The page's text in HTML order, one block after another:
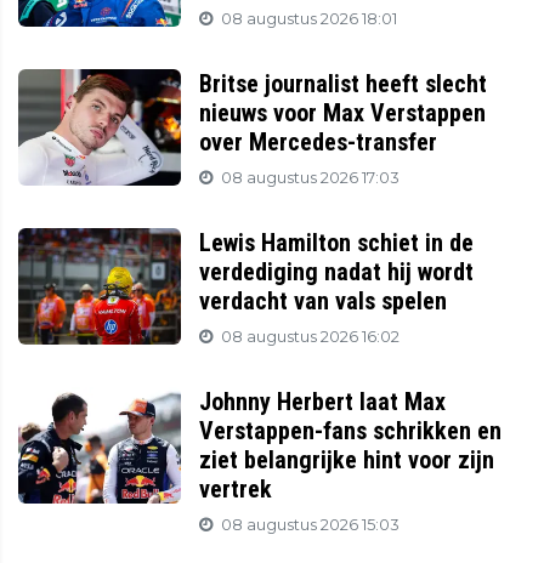
08 augustus 2026 18:01
Britse journalist heeft slecht
nieuws voor Max Verstappen
over Mercedes-transfer
08 augustus 2026 17:03
Lewis Hamilton schiet in de
verdediging nadat hij wordt
verdacht van vals spelen
08 augustus 2026 16:02
Johnny Herbert laat Max
Verstappen-fans schrikken en
ziet belangrijke hint voor zijn
vertrek
08 augustus 2026 15:03